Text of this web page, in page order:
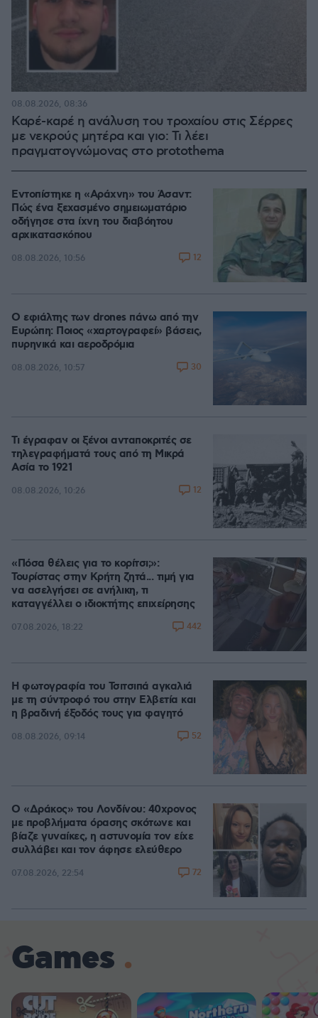
Καρέ-καρέ η ανάλυση του τροχαίου στις Σέρρες
με νεκρούς μητέρα και γιο: Τι λέει
πραγματογνώμονας στο protothema
08.08.2026, 08:36
Εντοπίστηκε η «Αράχνη» του Άσαντ:
Πώς ένα ξεχασμένο σημειωματάριο
οδήγησε στα ίχνη του διαβόητου
αρχικατασκόπου
08.08.2026, 10:56 12
Ο εφιάλτης των drones πάνω από την
Ευρώπη: Ποιος «χαρτογραφεί» βάσεις,
πυρηνικά και αεροδρόμια
08.08.2026, 10:57 30
Τι έγραφαν οι ξένοι ανταποκριτές σε
τηλεγραφήματά τους από τη Μικρά
Ασία το 1921
08.08.2026, 10:26 12
«Πόσα θέλεις για το κορίτσι;»:
Τουρίστας στην Κρήτη ζητά... τιμή για
να ασελγήσει σε ανήλικη, τι
καταγγέλλει ο ιδιοκτήτης επιχείρησης
07.08.2026, 18:22 442
Η φωτογραφία του Τσιτσιπά αγκαλιά
με τη σύντροφό του στην Ελβετία και
η βραδινή έξοδός τους για φαγητό
08.08.2026, 09:14 52
Ο «Δράκος» του Λονδίνου: 40χρονος
με προβλήματα όρασης σκότωνε και
βίαζε γυναίκες, η αστυνομία τον είχε
συλλάβει και τον άφησε ελεύθερο
07.08.2026, 22:54 72
Games